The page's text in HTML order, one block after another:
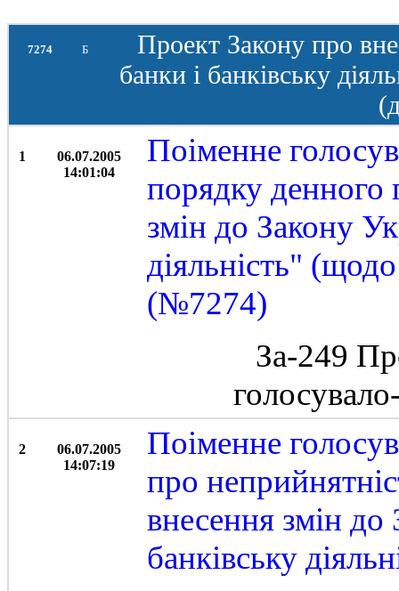
7274 Б
Проект Закону про
банки і банківську
1
06.07.2005
14:01:04
Поіменне
порядку денного
змін до Закону
діяльність"
(№7274)
За-249
2
06.07.2005
14:07:19
Поіменне
про
внесення змін
банківську